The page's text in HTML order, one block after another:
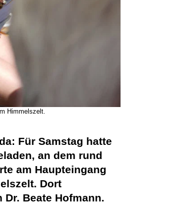
Himmelszelt.
Für Samstag hatte
an dem rund
am Haupteingang
Dort
Beate Hofmann.